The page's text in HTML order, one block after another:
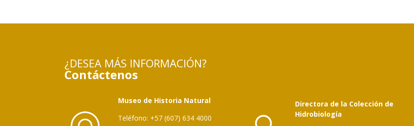
¿DESEA MÁS INFORMACIÓN?
Contáctenos
Museo de Historia Natural
Teléfono: +57 (607) 634 4000
Directora de la Colección de
Hidrobiología